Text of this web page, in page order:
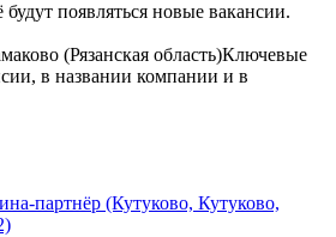
появляться новые вакансии.
(Рязанская область)Ключевые
в названии компании и в
партнёр (Кутуково, Кутуково,